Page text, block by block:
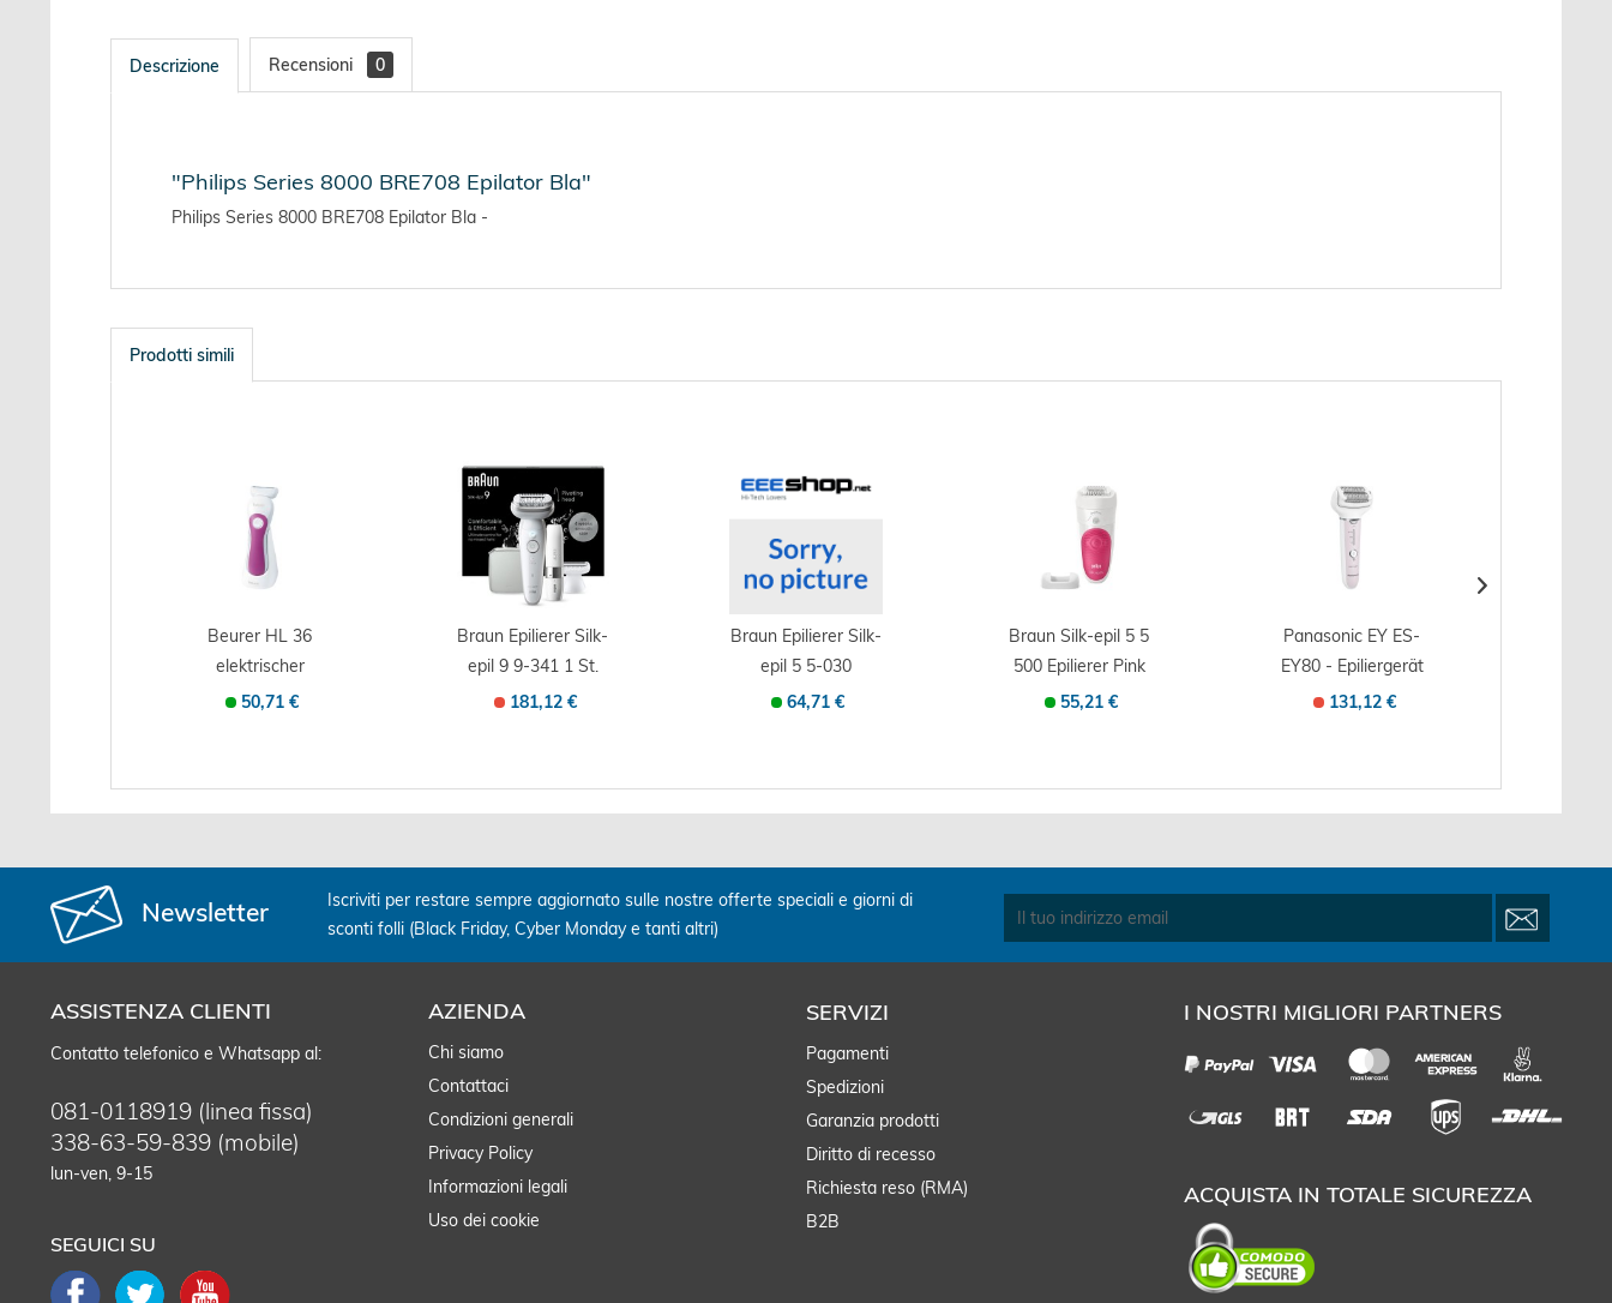
Descrizione Recensioni 0
"Philips Series 8000 BRE708 Epilator Bla"
Philips Series 8000 BRE708 Epilator Bla -
Prodotti simili
Beurer HL 36
elektrischer
Damenrasierer
50,71 €
Braun Epilierer Silk-
epil 9 9-341 1 St.
181,12 €
Braun Epilierer Silk-
epil 5 5-030
64,71 €
Braun Silk-epil 5 5
500 Epilierer Pink
55,21 €
Panasonic EY ES-
EY80 - Epiliergerät
- schnurlos
131,12 €
Newsletter
Iscriviti per restare sempre aggiornato sulle nostre offerte speciali e giorni di
sconti folli (Black Friday, Cyber Monday e tanti altri)
ASSISTENZA CLIENTI
Contatto telefonico e Whatsapp al:
081-0118919 (linea fissa)
338-63-59-839 (mobile)
lun-ven, 9-15
SEGUICI SU
AZIENDA
Chi siamo
Contattaci
Condizioni generali
Privacy Policy
Informazioni legali
Uso dei cookie
SERVIZI
Pagamenti
Spedizioni
Garanzia prodotti
Diritto di recesso
Richiesta reso (RMA)
B2B
I NOSTRI MIGLIORI PARTNERS
ACQUISTA IN TOTALE SICUREZZA